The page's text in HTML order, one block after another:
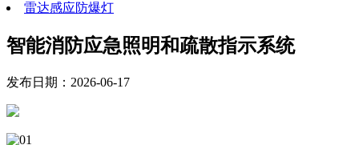
雷达感应防爆灯
智能消防应急照明和疏散指示系统
发布日期：2026-06-17